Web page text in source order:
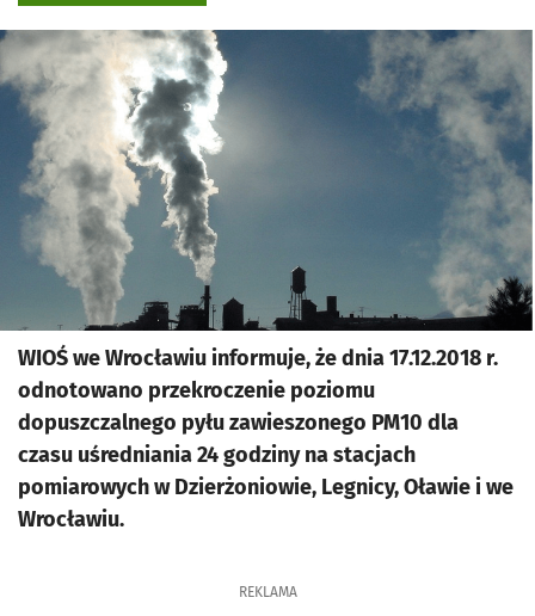
Kliknij, aby powiększyć
WIOŚ we Wrocławiu informuje, że dnia 17.12.2018 r.
odnotowano przekroczenie poziomu
dopuszczalnego pyłu zawieszonego PM10 dla
czasu uśredniania 24 godziny na stacjach
pomiarowych w Dzierżoniowie, Legnicy, Oławie i we
Wrocławiu.
REKLAMA